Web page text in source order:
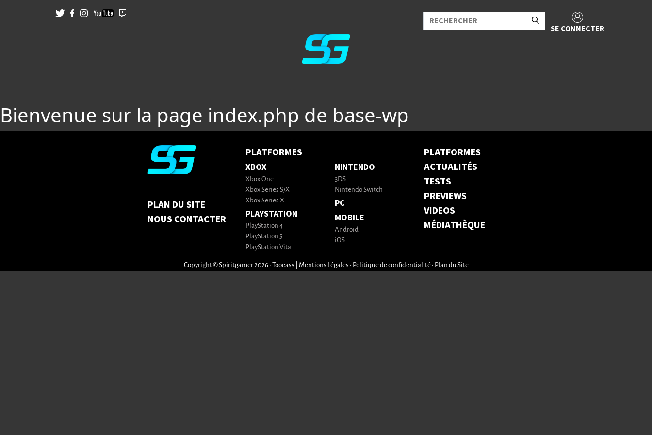
SE CONNECTER
Bienvenue sur la page index.php de base-wp
PLAN DU SITE
NOUS CONTACTER
PLATFORMES
XBOX
Xbox One
Xbox Series S/X
Xbox Series X
PLAYSTATION
PlayStation 4
PlayStation 5
PlayStation Vita
NINTENDO
3DS
Nintendo Switch
PC
MOBILE
Android
iOS
PLATFORMES
ACTUALITÉS
TESTS
PREVIEWS
VIDEOS
MÉDIATHÈQUE
Copyright © Spiritgamer 2026 • Tooeasy Mentions Légales • Politique de confidentialité• Plan du Site